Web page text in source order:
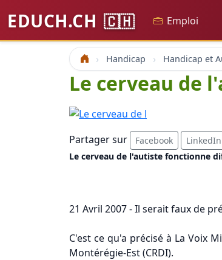
EDUCH.CH 🇨🇭 Emploi
Accueil Handicap
Le cerveau de
Partager sur Facebook LinkedIn
Le cerveau de l'autiste fonctionne
21 Avril 2007 - Il serait faux de
C'est ce qu'a précisé à La Voix
Montérégie-Est (CRDI).